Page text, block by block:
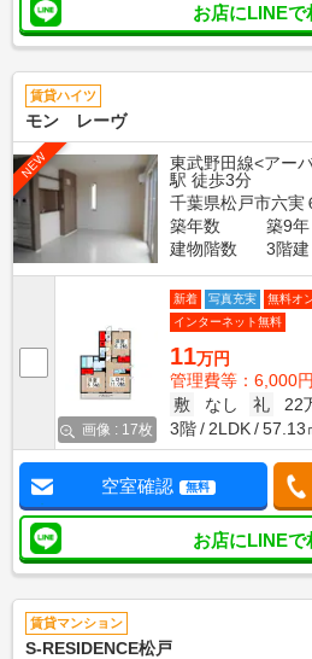
お店にLINEで
賃貸ハイツ
モン レーヴ
NEW
東武野田線<アー
駅 徒歩3分
千葉県松戸市六実
築年数
築9年
建物階数
3階建
画像 : 17枚
新着 写真充実
無料オ
インターネット無料
11万円
管理費等：6,000円
敷
なし 礼
22
3階
2LDK 57.13
空室確認 無料
お店にLINEで
賃貸マンション
S-RESIDENCE松戸